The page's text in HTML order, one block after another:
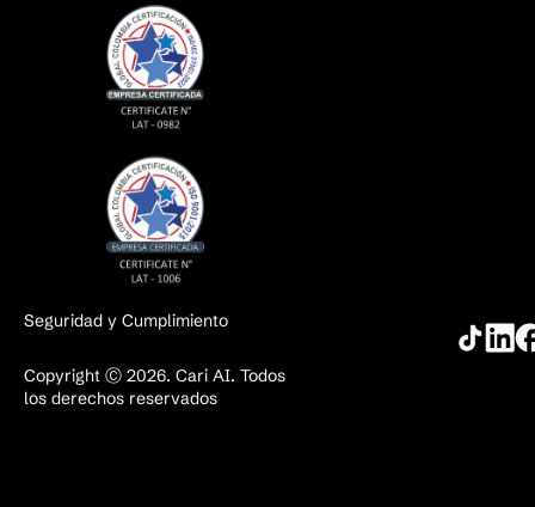
Seguridad y Cumplimiento
Copyright Ⓒ 2026. Cari AI. Todos
los derechos reservados